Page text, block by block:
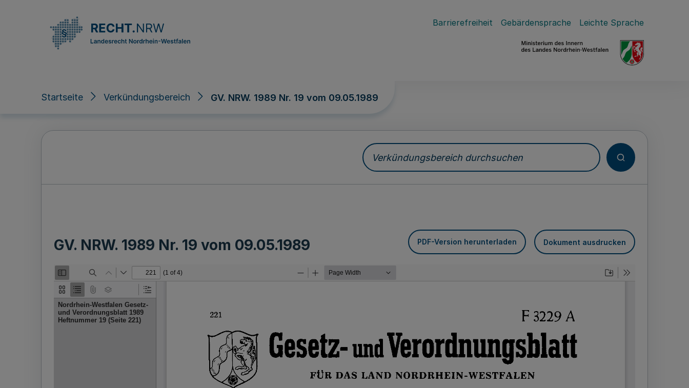
Barrierefreiheit Gebärdensprache Leichte Sprache
Startseite Verkündungsbereich GV. NRW. 1989 Nr. 19 vom 09.05.1989
Verkündungsbereich durchsuchen
GV. NRW. 1989 Nr. 19 vom 09.05.1989 PDF-Version herunterladen Dokument ausdrucken